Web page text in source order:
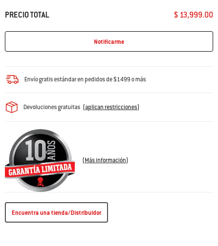
PRECIO TOTAL $ 13,999.00
Notificarme
Envío gratis estándar en pedidos de $1499 o más
Devoluciones gratuitas (aplican restricciones)
(Más información)
Encuentra una tienda/Distribuidor